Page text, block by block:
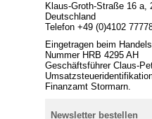
Klaus-Groth-Straße 16 a,
Deutschland
Telefon +49 (0)4102
Eingetragen beim
Nummer HRB 4295 AH
Geschäftsführer Claus-
Finanzamt Stormarn.
Newsletter bestellen